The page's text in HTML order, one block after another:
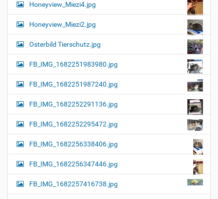
Honeyview_Miezi4.jpg
Honeyview_Miezi2.jpg
Osterbild Tierschutz.jpg
FB_IMG_1682251983980.jpg
FB_IMG_1682251987240.jpg
FB_IMG_1682252291136.jpg
FB_IMG_1682252295472.jpg
FB_IMG_1682256338406.jpg
FB_IMG_1682256347446.jpg
FB_IMG_1682257416738.jpg